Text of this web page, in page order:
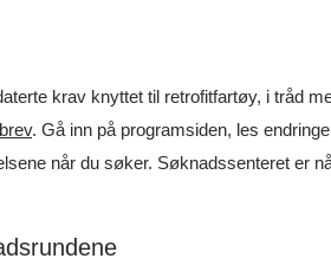
krav knyttet til retrofitfartøy, i tråd
. Gå inn på programsiden, les
når du søker. Søknadssenteret er